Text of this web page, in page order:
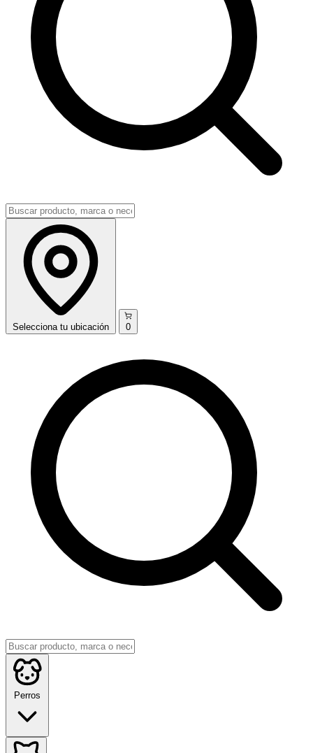
Selecciona tu ubicación 0
Perros